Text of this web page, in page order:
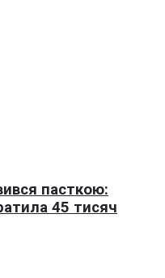
пасткою:
45 тисяч